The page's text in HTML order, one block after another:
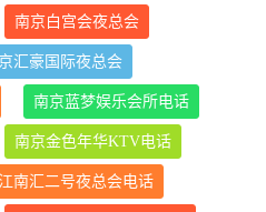
南京白宫会夜总会
汇豪国际夜总会
南京蓝梦娱乐会所电话
南京金色年华KTV电话
南汇二号夜总会电话